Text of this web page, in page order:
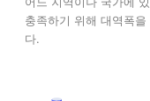
충족하기 위해 대역폭
다.